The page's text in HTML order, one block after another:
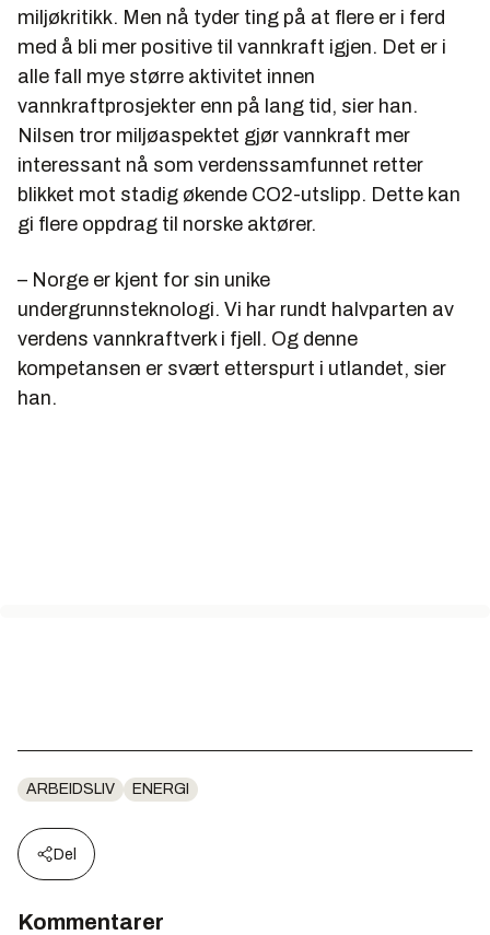
miljøkritikk. Men nå tyder ting på at flere er i ferd
med å bli mer positive til vannkraft igjen. Det er i
alle fall mye større aktivitet innen
vannkraftprosjekter enn på lang tid, sier han.
Nilsen tror miljøaspektet gjør vannkraft mer
interessant nå som verdenssamfunnet retter
blikket mot stadig økende CO2-utslipp. Dette kan
gi flere oppdrag til norske aktører.
– Norge er kjent for sin unike
undergrunnsteknologi. Vi har rundt halvparten av
verdens vannkraftverk i fjell. Og denne
kompetansen er svært etterspurt i utlandet, sier
han.
ARBEIDSLIV ENERGI
Del
Kommentarer